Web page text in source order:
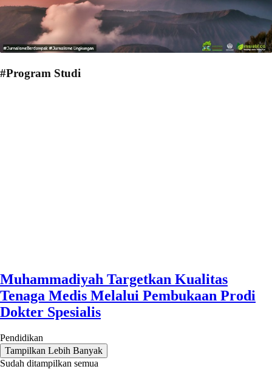
#Program Studi
Muhammadiyah Targetkan Kualitas
Tenaga Medis Melalui Pembukaan Prodi
Dokter Spesialis
Pendidikan
Tampilkan Lebih Banyak
Sudah ditampilkan semua